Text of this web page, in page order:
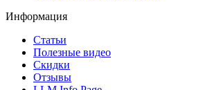
Информация
Статьи
Полезные видео
Скидки
Отзывы